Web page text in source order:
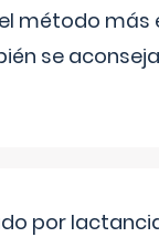
método
se
por